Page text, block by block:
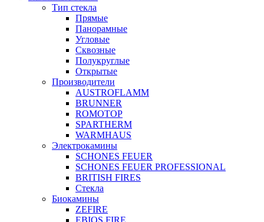
Тип стекла
Прямые
Панорамные
Угловые
Сквозные
Полукруглые
Открытые
Производители
AUSTROFLAMM
BRUNNER
ROMOTOP
SPARTHERM
WARMHAUS
Электрокамины
SCHONES FEUER
SCHONES FEUER PROFESSIONAL
BRITISH FIRES
Стекла
Биокамины
ZEFIRE
EBIOS FIRE